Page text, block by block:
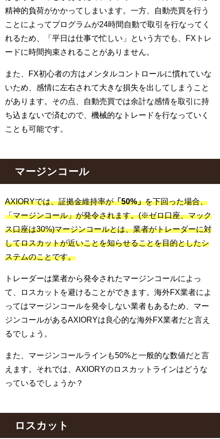
精神的負荷がかかってしまいます。一方、自動売買を行う
ことによってプログラムが24時間自動で取引を行なってく
れるため、「平日は仕事で忙しい」という方でも、FXトレ
ードに時間拘束されることがありません。
また、FX初心者の方はメンタルコントロールに慣れていな
いため、感情に左右されて大きな損失を出してしまうこと
があります。その点、自動売買では余計な感情を取引に持
ち込まないで済むので、機械的なトレードを行なっていく
ことも可能です。
マージンコール
AXIORYでは、証拠金維持率が「50%」を下回った場合、
「マージンコール」が発令されます。(※ゼロ口座、マック
ス口座は30%)マージンコールとは、業者がトレーダーに対
してロスカットが近いことを知らせることを目的としたシ
ステムのことです。
トレーダーは業者から発令されたマージンコールによっ
て、ロスカットを避けることができます。海外FX業者によ
ってはマージンコールを発令しない業者もあるため、マー
ジンコールがあるAXIORYは良心的な海外FX業者だと言え
るでしょう。
また、マージンコールラインも50%と一般的な数値だと言
えます。それでは、AXIORYのロスカットラインはどうな
っているでしょうか？
ロスカット